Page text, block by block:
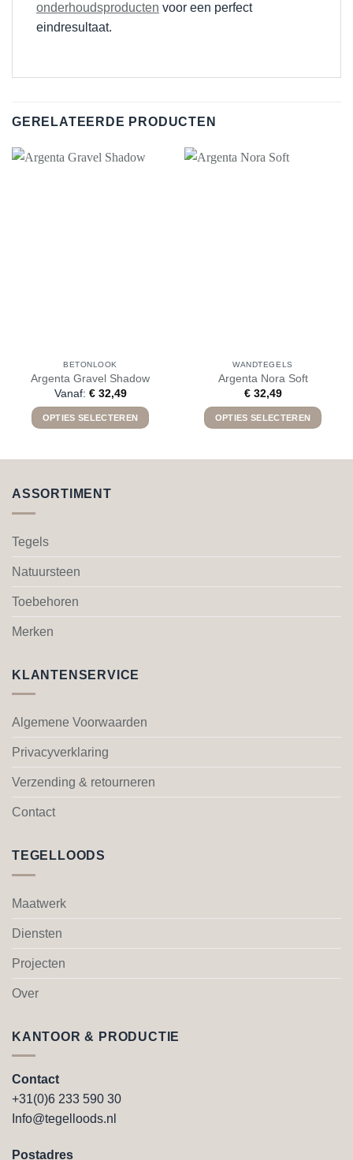
onderhoudsproducten voor een perfect
eindresultaat.
GERELATEERDE PRODUCTEN
BETONLOOK
Argenta Gravel Shadow
Vanaf: €32,49
OPTIES SELECTEREN
meerdere
worden
de
WANDTEGELS
Argenta Nora Soft
€32,49
OPTIES SELECTEREN
worden
de
ASSORTIMENT
Tegels
Natuursteen
Toebehoren
Merken
KLANTENSERVICE
Algemene Voorwaarden
Privacyverklaring
Verzending & retourneren
Contact
TEGELLOODS
Maatwerk
Diensten
Projecten
Over
KANTOOR & PRODUCTIE
Contact
+31(0)6 233 590 30
Info@tegelloods.nl
Postadres